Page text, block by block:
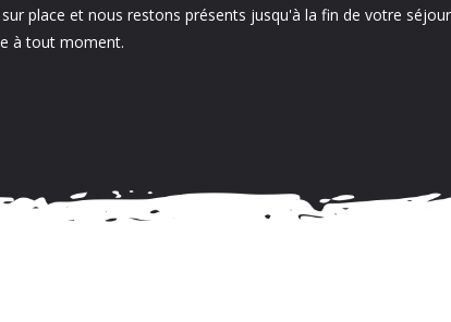
place et nous restons présents jusqu'à la fin de votre
à tout moment.